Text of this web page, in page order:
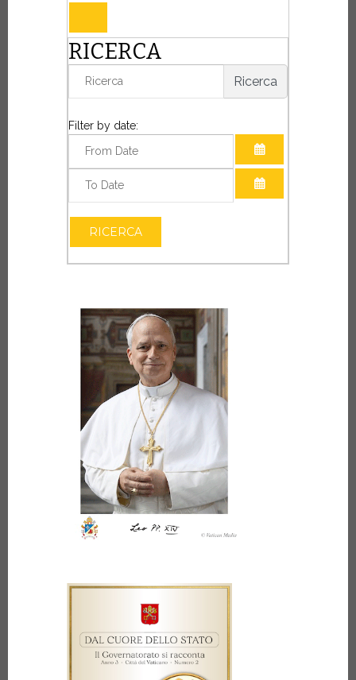
RICERCA
Ricerca
Filter by date:
APRI IL
RICERCA